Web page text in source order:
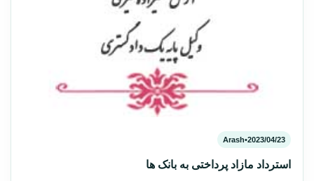
2023/04/23
•
Arash
استرداد مازاد پرداختی به بانک ها